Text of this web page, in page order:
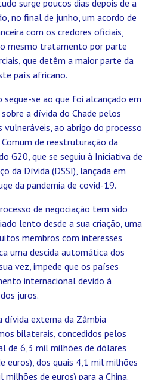
surge poucos dias depois de a
no final de junho, um acordo de
com os credores oficiais,
mesmo tratamento por parte
que detêm a maior parte da
país africano.
segue-se ao que foi alcançado em
a dívida do Chade pelos
vulneráveis, ao abrigo do processo
de reestruturação da
G20, que se seguiu à Iniciativa de
da Dívida (DSSI), lançada em
da pandemia de covid-19.
de negociação tem sido
lento desde a sua criação, uma
membros com interesses
uma descida automática dos
vez, impede que os países
internacional devido à
juros.
dívida externa da Zâmbia
bilaterais, concedidos pelos
de 6,3 mil milhões de dólares
euros), dos quais 4,1 mil milhões
de euros) para a China.